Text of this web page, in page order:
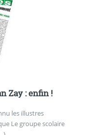
Zay : enfin !
les illustres
Le groupe scolaire